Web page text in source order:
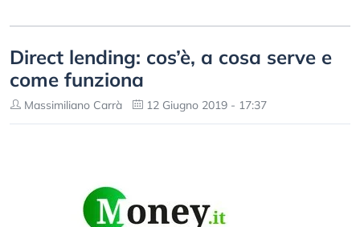
Direct lending: cos’è, a cosa serve e
come funziona
Massimiliano Carrà 12 Giugno 2019 - 17:37